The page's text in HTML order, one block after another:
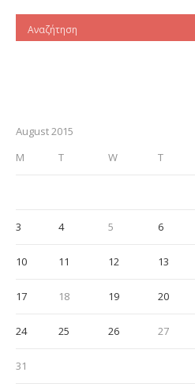
August 2015
M
T W T
3 4 5 6
10 11 12 13
17 18 19 20
24 25 26 27
31